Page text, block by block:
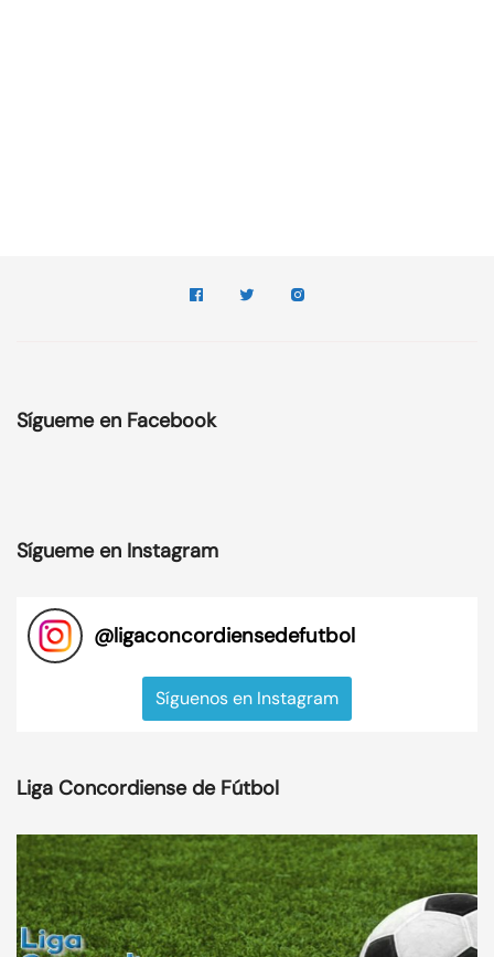
Sígueme en Facebook
Sígueme en Instagram
@ligaconcordiensedefutbol
Síguenos en Instagram
Liga Concordiense de Fútbol